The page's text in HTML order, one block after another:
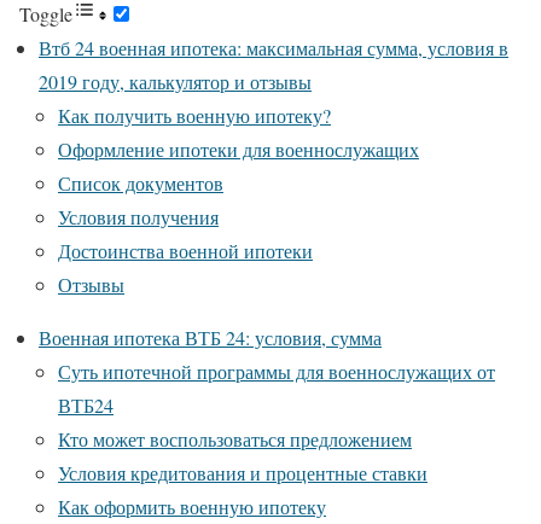
Toggle
Втб 24 военная ипотека: максимальная сумма, условия в
2019 году, калькулятор и отзывы
Как получить военную ипотеку?
Оформление ипотеки для военнослужащих
Список документов
Условия получения
Достоинства военной ипотеки
Отзывы
Военная ипотека ВТБ 24: условия, сумма
Суть ипотечной программы для военнослужащих от
ВТБ24
Кто может воспользоваться предложением
Условия кредитования и процентные ставки
Как оформить военную ипотеку